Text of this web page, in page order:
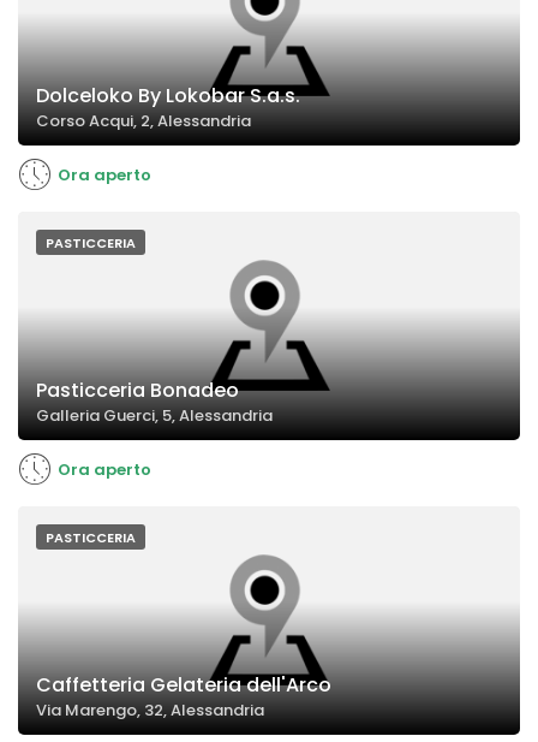
Dolceloko By Lokobar S.a.s.
Corso Acqui, 2, Alessandria
Ora aperto
PASTICCERIA
Pasticceria Bonadeo
Galleria Guerci, 5, Alessandria
Ora aperto
PASTICCERIA
Caffetteria Gelateria dell'Arco
Via Marengo, 32, Alessandria